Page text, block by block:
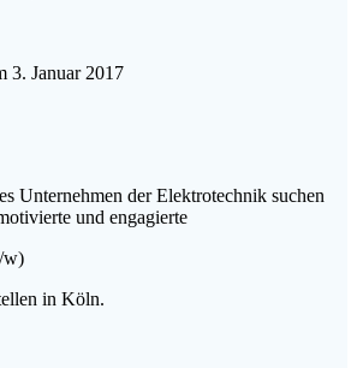
3. Januar 2017
Unternehmen der Elektrotechnik suchen
und engagierte
w)
in Köln.